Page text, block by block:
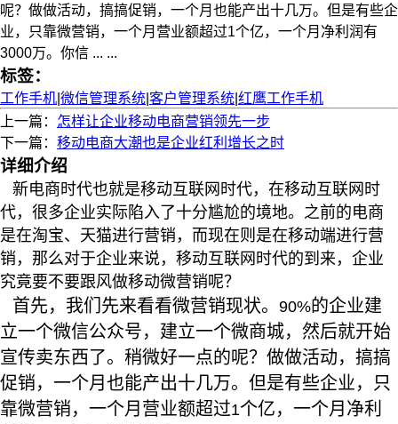
呢？做做活动，搞搞促销，一个月也能产出十几万。但是有些企
业，只靠微营销，一个月营业额超过1个亿，一个月净利润有
3000万。你信 ... ...
标签：
工作手机 微信管理系统 客户管理系统 红鹰工作手机
上一篇： 怎样让企业移动电商营销领先一步
下一篇： 移动电商大潮也是企业红利增长之时
详细介绍
新电商时代也就是移动互联网时代，在移动互联网时
代，很多企业实际陷入了十分尴尬的境地。之前的电商
是在淘宝、天猫进行营销，而现在则是在移动端进行营
销，那么对于企业来说，移动互联网时代的到来，企业
究竟要不要跟风做移动微营销呢？
首先，我们先来看看微营销现状。 90%的企业建
立一个微信公众号，建立一个微商城，然后就开始
宣传卖东西了。稍微好一点的呢？做做活动，搞搞
促销，一个月也能产出十几万。但是有些企业，只
靠微营销，一个月营业额超过1个亿，一个月净利